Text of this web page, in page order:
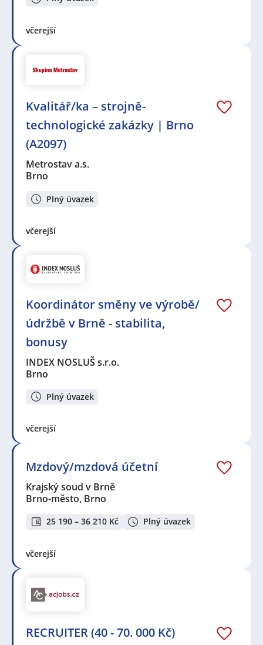
včerejší
Kvalitář/ka – strojně-
technologické zakázky | Brno
(A2097)
Metrostav a.s.
Brno
Plný úvazek
včerejší
Koordinátor směny ve výrobě/
údržbě v Brně - stabilita,
bonusy
INDEX NOSLUŠ s.r.o.
Brno
Plný úvazek
včerejší
Mzdový/mzdová účetní
Krajský soud v Brně
Brno-město, Brno
25 190 – 36 210 Kč Plný úvazek
včerejší
RECRUITER (40 - 70. 000 Kč)